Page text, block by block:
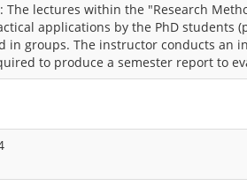
The lectures within the "Research
applications by the PhD students
in groups. The instructor conducts an
to produce a semester report to